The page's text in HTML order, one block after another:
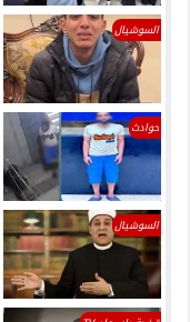
السوشيال
حوادث
السوشيال